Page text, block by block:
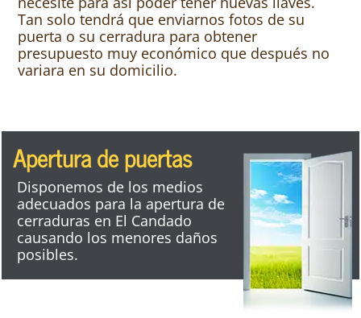
Tan solo tendrá que enviarnos fotos de su
puerta o su cerradura para obtener
presupuesto muy económico que después no
variara en su domicilio.
Apertura de puertas
Disponemos de los medios
adecuados para la apertura de
cerraduras en El Candado
causando los menores daños
posibles.